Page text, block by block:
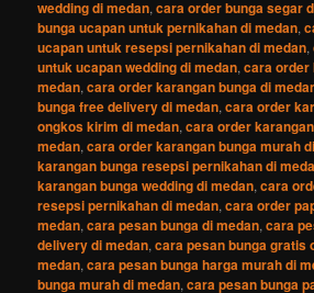
wedding di medan,cara order bunga segar
bunga ucapan untuk pernikahan di medan,
ucapan untuk resepsi pernikahan di medan,
untuk ucapan wedding di medan,cara order
medan,cara order karangan bunga di
bunga free delivery di medan,cara order
ongkos kirim di medan,cara order
medan,cara order karangan bunga murah
karangan bunga resepsi pernikahan di
karangan bunga wedding di medan,cara
resepsi pernikahan di medan,cara order
medan,cara pesan bunga di medan,cara
delivery di medan,cara pesan bunga gratis
medan,cara pesan bunga harga murah di
bunga murah di medan,cara pesan bunga